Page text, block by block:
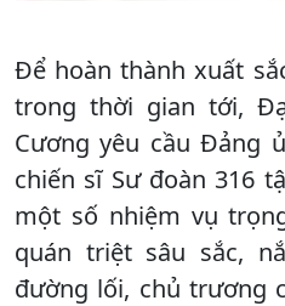
Để hoàn thành xuất
trong thời gian tới,
Cương yêu cầu Đảng
chiến sĩ Sư đoàn 316
một số nhiệm vụ
quán triệt sâu sắc,
đường lối, chủ trương